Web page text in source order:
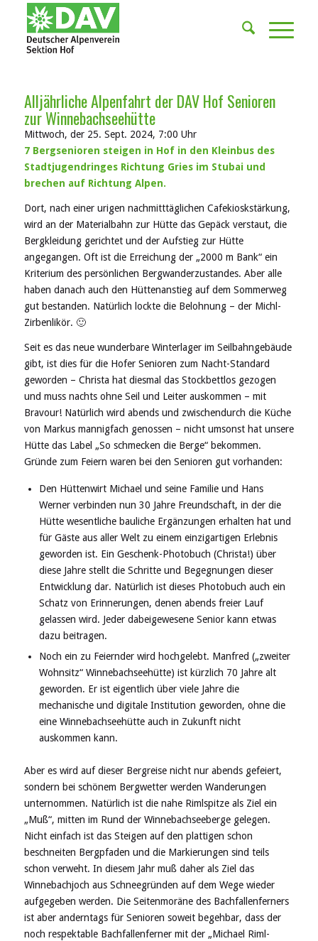
Alljährliche Alpenfahrt der DAV Hof Senioren
zur Winnebachseehütte
Mittwoch, der 25. Sept. 2024, 7:00 Uhr
7 Bergsenioren steigen in Hof in den Kleinbus des
Stadtjugendringes Richtung Gries im Stubai und
brechen auf Richtung Alpen.
Dort, nach einer urigen nachmitttäglichen Cafekioskstärkung,
wird an der Materialbahn zur Hütte das Gepäck verstaut, die
Bergkleidung gerichtet und der Aufstieg zur Hütte
angegangen. Oft ist die Erreichung der „2000 m Bank“ ein
Kriterium des persönlichen Bergwanderzustandes. Aber alle
haben danach auch den Hüttenanstieg auf dem Sommerweg
gut bestanden. Natürlich lockte die Belohnung – der Michl-
Zirbenlikör. 🙂
Seit es das neue wunderbare Winterlager im Seilbahngebäude
gibt, ist dies für die Hofer Senioren zum Nacht-Standard
geworden – Christa hat diesmal das Stockbettlos gezogen
und muss nachts ohne Seil und Leiter auskommen – mit
Bravour! Natürlich wird abends und zwischendurch die Küche
von Markus mannigfach genossen – nicht umsonst hat unsere
Hütte das Label „So schmecken die Berge“ bekommen.
Gründe zum Feiern waren bei den Senioren gut vorhanden:
Den Hüttenwirt Michael und seine Familie und Hans
Werner verbinden nun 30 Jahre Freundschaft, in der die
Hütte wesentliche bauliche Ergänzungen erhalten hat und
für Gäste aus aller Welt zu einem einzigartigen Erlebnis
geworden ist. Ein Geschenk-Photobuch (Christa!) über
diese Jahre stellt die Schritte und Begegnungen dieser
Entwicklung dar. Natürlich ist dieses Photobuch auch ein
Schatz von Erinnerungen, denen abends freier Lauf
gelassen wird. Jeder dabeigewesene Senior kann etwas
dazu beitragen.
Noch ein zu Feiernder wird hochgelebt. Manfred („zweiter
Wohnsitz“ Winnebachseehütte) ist kürzlich 70 Jahre alt
geworden. Er ist eigentlich über viele Jahre die
mechanische und digitale Institution geworden, ohne die
eine Winnebachseehütte auch in Zukunft nicht
auskommen kann.
Aber es wird auf dieser Bergreise nicht nur abends gefeiert,
sondern bei schönem Bergwetter werden Wanderungen
unternommen. Natürlich ist die nahe Rimlspitze als Ziel ein
„Muß“, mitten im Rund der Winnebachseeberge gelegen.
Nicht einfach ist das Steigen auf den plattigen schon
beschneiten Bergpfaden und die Markierungen sind teils
schon verweht. In diesem Jahr muß daher als Ziel das
Winnebachjoch aus Schneegründen auf dem Wege wieder
aufgegeben werden. Die Seitenmoräne des Bachfallenferners
ist aber anderntags für Senioren soweit begehbar, dass der
noch respektable Bachfallenferner mit der „Michael Riml-